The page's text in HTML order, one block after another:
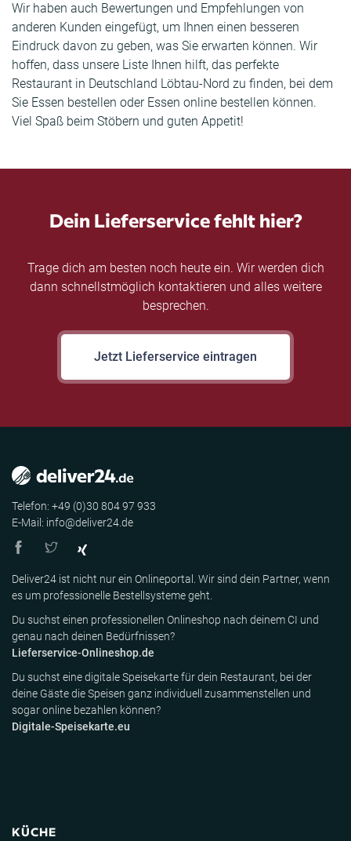
Wir haben auch Bewertungen und Empfehlungen von
anderen Kunden eingefügt, um Ihnen einen besseren
Eindruck davon zu geben, was Sie erwarten können. Wir
hoffen, dass unsere Liste Ihnen hilft, das perfekte
Restaurant in Deutschland Löbtau-Nord zu finden, bei dem
Sie Essen bestellen oder Essen online bestellen können.
Viel Spaß beim Stöbern und guten Appetit!
Dein Lieferservice fehlt hier?
Trage dich am besten noch heute ein. Wir werden dich
dann schnellstmöglich kontaktieren und alles weitere
besprechen.
Jetzt Lieferservice eintragen
Telefon: +49 (0)30 804 97 933
E-Mail: info@deliver24.de
Deliver24 ist nicht nur ein Onlineportal. Wir sind dein Partner, wenn
es um professionelle Bestellsysteme geht.
Du suchst einen professionellen Onlineshop nach deinem CI und
genau nach deinen Bedürfnissen?
Lieferservice-Onlineshop.de
Du suchst eine digitale Speisekarte für dein Restaurant, bei der
deine Gäste die Speisen ganz individuell zusammenstellen und
sogar online bezahlen können?
Digitale-Speisekarte.eu
KÜCHE